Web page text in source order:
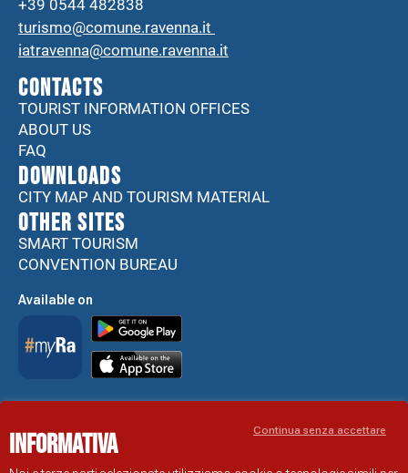
+39 0544 482838
turismo@comune.ravenna.it
iatravenna@comune.ravenna.it
CONTACTS
TOURIST INFORMATION OFFICES
ABOUT US
FAQ
DOWNLOADS
CITY MAP AND TOURISM MATERIAL
Other sites
SMART TOURISM
CONVENTION BUREAU
Available on
RAVENNA TOURIST INFORMATION OFFICIAL SITE
Informativa Continua senza accettare